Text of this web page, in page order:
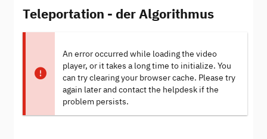
Teleportation - der Algorithmus
An error occurred while loading the video
player, or it takes a long time to initialize. You
can try clearing your browser cache. Please try
again later and contact the helpdesk if the
problem persists.